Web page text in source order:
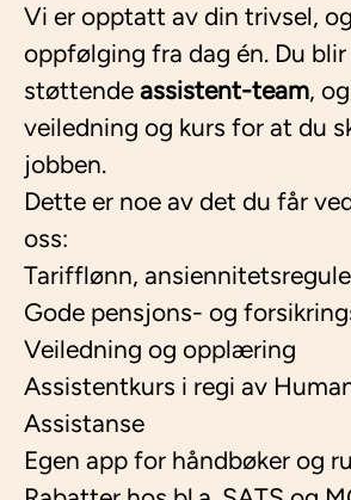
Vi er opptatt av din trivsel,
oppfølging fra dag én. Du
støttende assistent-team,
veiledning og kurs for at du
jobben.
Dette er noe av det du får
oss:
Tarifflønn,
Gode pensjons- og
Veiledning og opplæring
Assistentkurs i regi av
Assistanse
Egen app for håndbøker og